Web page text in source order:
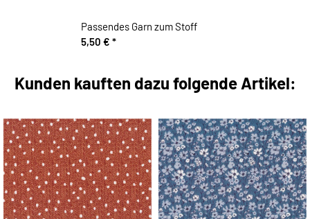
Passendes Garn zum Stoff
5,50 € *
Kunden kauften dazu folgende Artikel: